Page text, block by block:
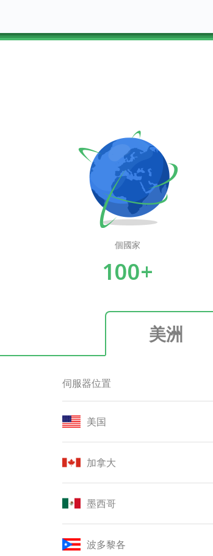
個國家
100+
美洲
伺服器位置
美国
加拿大
墨西哥
波多黎各